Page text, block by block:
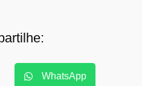
WhatsApp